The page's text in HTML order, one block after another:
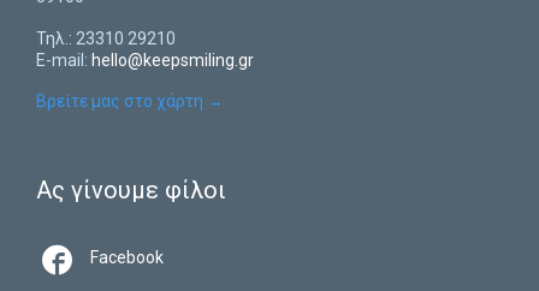
Τηλ.: 23310 29210
E-mail: hello@keepsmiling.gr
Βρείτε μας στο χάρτη →
Ας γίνουμε φίλοι
 Facebook